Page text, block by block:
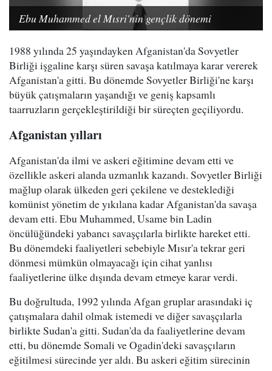
Ebu Muhammed el Mısri'nin gençlik dönemi
1988 yılında 25 yaşındayken Afganistan'da Sovyetler
Birliği işgaline karşı süren savaşa katılmaya karar vererek
Afganistan'a gitti. Bu dönemde Sovyetler Birliği'ne karşı
büyük çatışmaların yaşandığı ve geniş kapsamlı
taarruzların gerçekleştirildiği bir süreçten geçiliyordu.
Afganistan yılları
Afganistan'da ilmi ve askeri eğitimine devam etti ve
özellikle askeri alanda uzmanlık kazandı. Sovyetler Birliği
mağlup olarak ülkeden geri çekilene ve desteklediği
komünist yönetim de yıkılana kadar Afganistan'da savaşa
devam etti. Ebu Muhammed, Usame bin Ladin
öncülüğündeki yabancı savaşçılarla birlikte hareket etti.
Bu dönemdeki faaliyetleri sebebiyle Mısır'a tekrar geri
dönmesi mümkün olmayacağı için cihat yanlısı
faaliyetlerine ülke dışında devam etmeye karar verdi.
Bu doğrultuda, 1992 yılında Afgan gruplar arasındaki iç
çatışmalara dahil olmak istemedi ve diğer savaşçılarla
birlikte Sudan'a gitti. Sudan'da da faaliyetlerine devam
etti, bu dönemde Somali ve Ogadin'deki savaşçıların
eğitilmesi sürecinde yer aldı. Bu askeri eğitim sürecinin